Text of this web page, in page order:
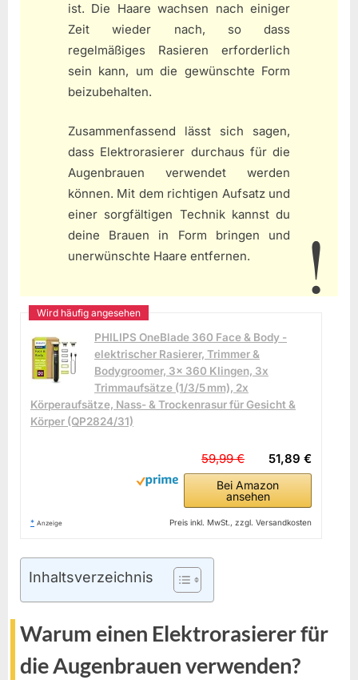
ist. Die Haare wachsen nach einiger
Zeit wieder nach, so dass
regelmäßiges Rasieren erforderlich
sein kann, um die gewünschte Form
beizubehalten.
Zusammenfassend lässt sich sagen,
dass Elektrorasierer durchaus für die
Augenbrauen verwendet werden
können. Mit dem richtigen Aufsatz und
einer sorgfältigen Technik kannst du
deine Brauen in Form bringen und
unerwünschte Haare entfernen.
PHILIPS OneBlade 360 Face & Body -
elektrischer Rasierer, Trimmer &
Bodygroomer, 3x 360 Klingen, 3x
Trimmaufsätze (1/3/5 mm), 2x
Körperaufsätze, Nass- & Trockenrasur für Gesicht &
Körper (QP2824/31)
51,89 €
59,99 €
Bei Amazon
ansehen
* Anzeige Preis inkl. MwSt., zzgl. Versandkosten
Inhaltsverzeichnis
Warum einen Elektrorasierer für
die Augenbrauen verwenden?